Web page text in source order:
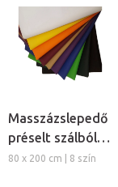
Masszázslepedő
préselt szálból,
5db
80 x 200 cm | 8 szín